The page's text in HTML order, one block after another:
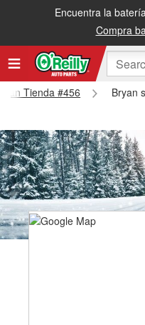
Encuentra la
Compra
Tienda #456
Bryan